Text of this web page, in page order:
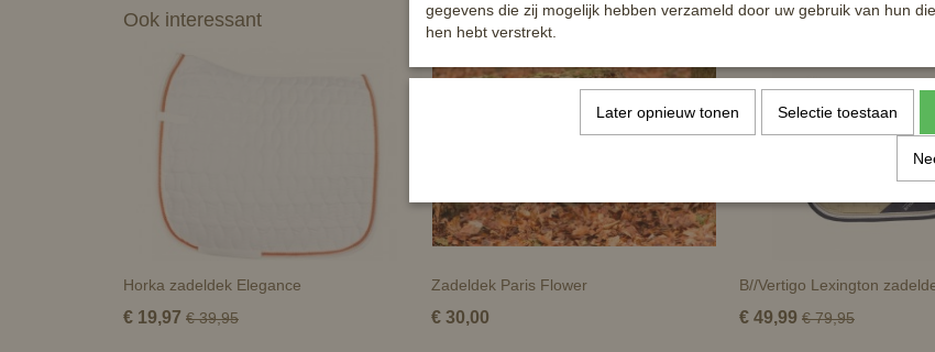
Ook interessant
Horka zadeldek Elegance
€ 19,97 € 39,95
Zadeldek Paris Flower
€ 30,00
B//Vertigo Lexington
€ 49,99 € 79,95
gegevens die zij mogelijk hebben verzameld door uw gebruik van hun
hen hebt verstrekt.
Later opnieuw tonen Selectie toestaan